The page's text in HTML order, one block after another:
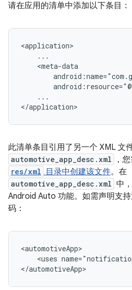
请在应用的清单中添加以下条目：
...
此清单条目引用了另一个 XML 文
automotive_app_desc.xml ，
res/xml 目录中创建该文件。在
automotive_app_desc.xml 中
Android Auto 功能。如需声明支
码：
<uses